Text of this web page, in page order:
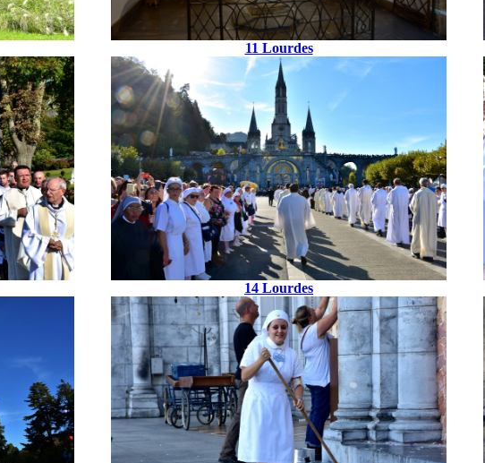
11 Lourdes
14 Lourdes